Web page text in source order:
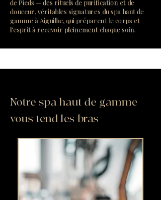
de Pieds — des rituels de purification et de
douceur, véritables signatures du spa haut de
gamme à Aiguilhe, qui préparent le corps et
l'esprit à recevoir pleinement chaque soin.
Notre spa haut de gamme
vous tend les bras